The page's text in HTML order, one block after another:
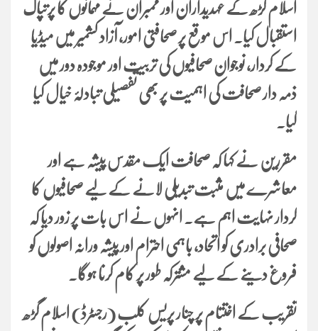
اسلام گڑھ کے عہدیداران اور ممبران نے مہمانوں کا پرتپاک
استقبال کیا۔ اس موقع پر صحافتی امور، آزاد کشمیر میں میڈیا
کے کردار، نوجوان صحافیوں کی تربیت اور موجودہ دور میں
ذمہ دار صحافت کی اہمیت پر بھی تفصیلی تبادلۂ خیال کیا
گیا۔
مقررین نے کہا کہ صحافت ایک مقدس پیشہ ہے اور
معاشرے میں مثبت تبدیلی لانے کے لیے صحافیوں کا
کردار نہایت اہم ہے۔ انہوں نے اس بات پر زور دیا کہ
صحافی برادری کو اتحاد، باہمی احترام اور پیشہ ورانہ اصولوں کو
فروغ دینے کے لیے مشترکہ طور پر کام کرنا ہوگا۔
تقریب کے اختتام پر چنار پریس کلب (رجسٹرڈ) اسلام گڑھ